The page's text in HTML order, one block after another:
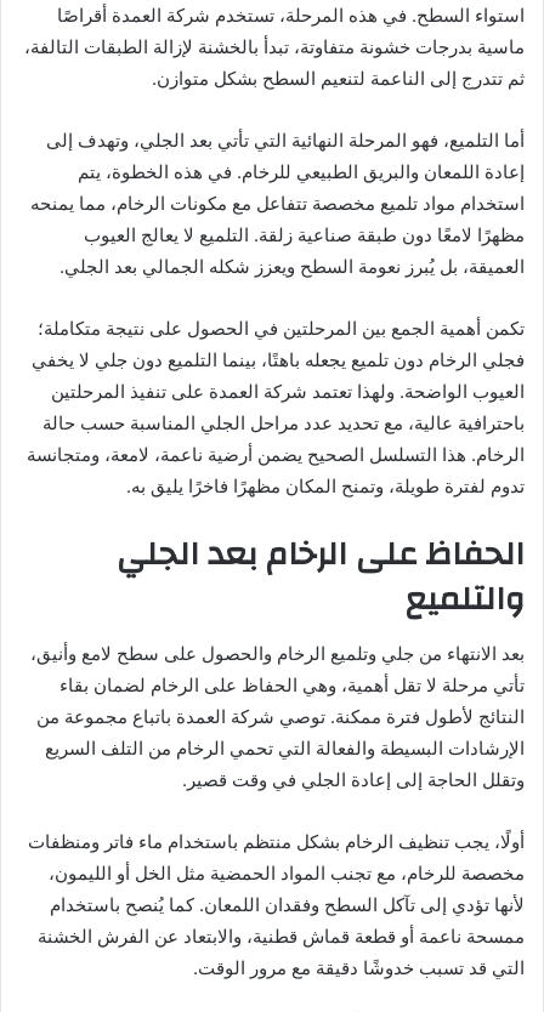
استواء السطح. في هذه المرحلة، تستخدم شركة العمدة أقراصًا
ماسية بدرجات خشونة متفاوتة، تبدأ بالخشنة لإزالة الطبقات التالفة،
ثم تتدرج إلى الناعمة لتنعيم السطح بشكل متوازن.
أما التلميع، فهو المرحلة النهائية التي تأتي بعد الجلي، وتهدف إلى
إعادة اللمعان والبريق الطبيعي للرخام. في هذه الخطوة، يتم
استخدام مواد تلميع مخصصة تتفاعل مع مكونات الرخام، مما يمنحه
مظهرًا لامعًا دون طبقة صناعية زلقة. التلميع لا يعالج العيوب
العميقة، بل يُبرز نعومة السطح ويعزز شكله الجمالي بعد الجلي.
تكمن أهمية الجمع بين المرحلتين في الحصول على نتيجة متكاملة؛
فجلي الرخام دون تلميع يجعله باهتًا، بينما التلميع دون جلي لا يخفي
العيوب الواضحة. ولهذا تعتمد شركة العمدة على تنفيذ المرحلتين
باحترافية عالية، مع تحديد عدد مراحل الجلي المناسبة حسب حالة
الرخام. هذا التسلسل الصحيح يضمن أرضية ناعمة، لامعة، ومتجانسة
تدوم لفترة طويلة، وتمنح المكان مظهرًا فاخرًا يليق به.
الحفاظ على الرخام بعد الجلي
والتلميع
بعد الانتهاء من جلي وتلميع الرخام والحصول على سطح لامع وأنيق،
تأتي مرحلة لا تقل أهمية، وهي الحفاظ على الرخام لضمان بقاء
النتائج لأطول فترة ممكنة. توصي شركة العمدة باتباع مجموعة من
الإرشادات البسيطة والفعالة التي تحمي الرخام من التلف السريع
وتقلل الحاجة إلى إعادة الجلي في وقت قصير.
أولًا، يجب تنظيف الرخام بشكل منتظم باستخدام ماء فاتر ومنظفات
مخصصة للرخام، مع تجنب المواد الحمضية مثل الخل أو الليمون،
لأنها تؤدي إلى تآكل السطح وفقدان اللمعان. كما يُنصح باستخدام
ممسحة ناعمة أو قطعة قماش قطنية، والابتعاد عن الفرش الخشنة
التي قد تسبب خدوشًا دقيقة مع مرور الوقت.